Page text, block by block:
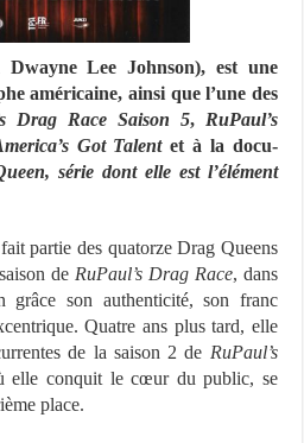
Lee Johnson), est une
américaine, ainsi que l’une des
Drag Race Saison 5, RuPaul’s
Got Talentet à la docu-
série dont elle est l’élément
partie des quatorze Drag Queens
de RuPaul’s Drag Race, dans
grâce son authenticité, son franc
Quatre ans plus tard, elle
de la saison 2 de RuPaul’s
elle conquit le cœur du public, se
place.